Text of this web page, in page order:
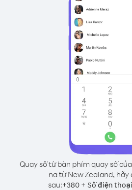
Quay số từ bàn phím quay số
na từ New Zealand, hãy
sau:+380+ Số điện